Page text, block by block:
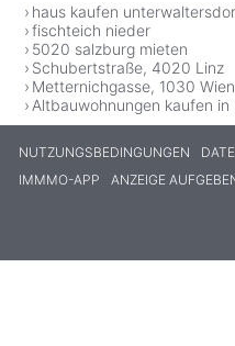
haus kaufen
fischteich nieder
5020 salzburg mieten
Schubertstraße, 4020 Linz
Metternichgasse, 1030
Altbauwohnungen kaufen
NUTZUNGSBEDINGUNGEN
IMMMO-APP
ANZEIGE